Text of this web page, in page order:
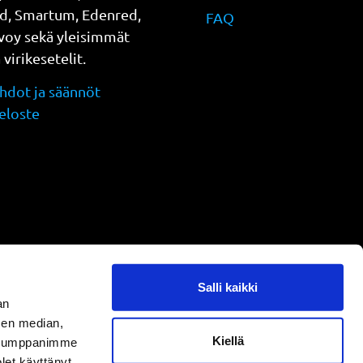
median,
Salli kaikki
Kiellä
Smartum, Edenred,
sekä yleisimmät
virikesetelit.
ja säännöt
FAQ